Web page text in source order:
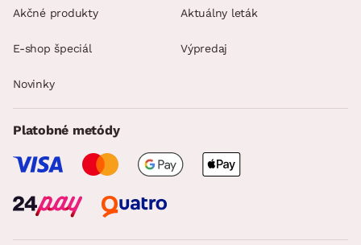
Akčné produkty Aktuálny leták
E-shop špeciál Výpredaj
Novinky
Platobné metódy